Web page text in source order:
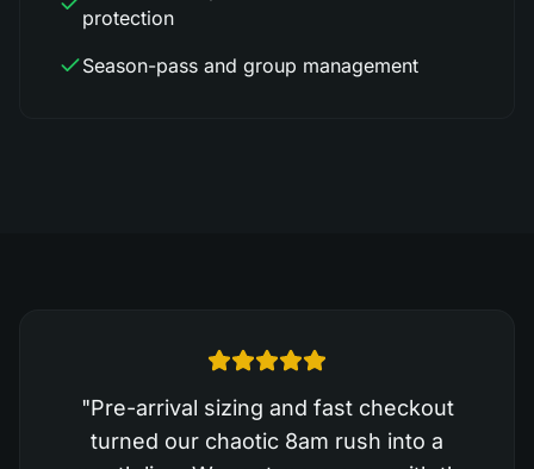
protection
Season-pass and group management
"Pre-arrival sizing and fast checkout
turned our chaotic 8am rush into a